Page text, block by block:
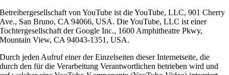
Betreibergesellschaft von YouTube ist die YouTube, LLC, 901 Cherry
Ave., San Bruno, CA 94066, USA. Die YouTube, LLC ist einer
Tochtergesellschaft der Google Inc., 1600 Amphitheatre Pkwy,
Mountain View, CA 94043-1351, USA.
Durch jeden Aufruf einer der Einzelseiten dieser Internetseite, die
durch den für die Verarbeitung Verantwortlichen betrieben wird und